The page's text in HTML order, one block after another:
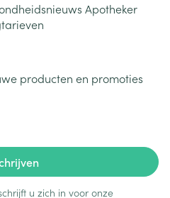
Apotheker
producten en promoties
u zich in voor onze